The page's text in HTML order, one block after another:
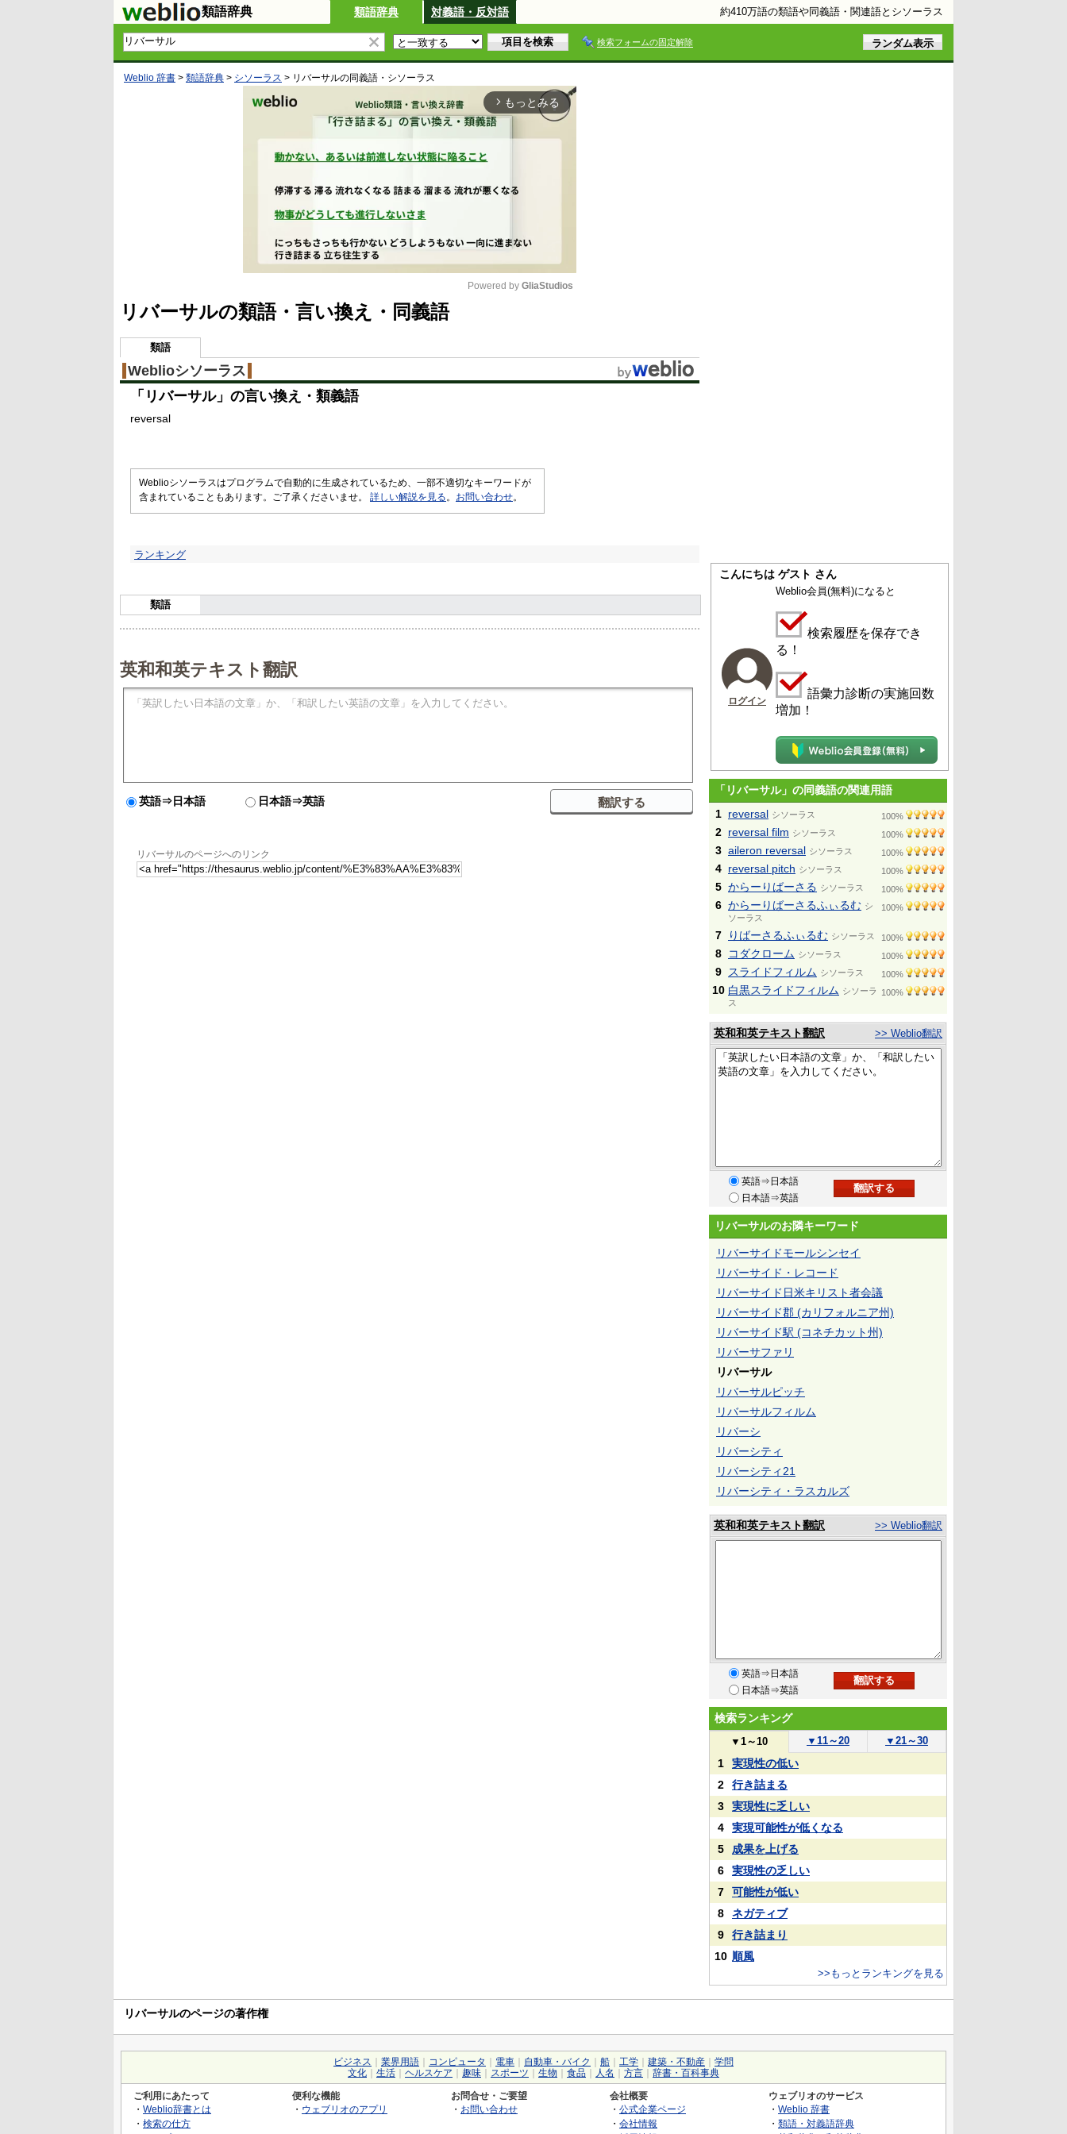
類語辞典 類語辞典 対義語・反対語 約410万語の類語や同義語・関連語とシソーラス
検索フォームの固定解除
Weblio 辞書 > 類語辞典 > シソーラス > リバーサルの同義語・シソーラス
arrow_forward_ios もっとみる
Powered by GliaStudios
リバーサルの類語・言い換え・同義語
類語
Weblioシソーラス
「 リバーサル」の言い換え・類義語
reversal
Weblioシソーラスはプログラムで自動的に生成されているため、一部不適切なキーワードが
含まれていることもあります。ご了承くださいませ。 詳しい解説を見る 。 お問い合わせ。
ランキング
類語
英和和英テキスト翻訳
英語⇒日本語 日本語⇒英語
リバーサルのページへのリンク
こんにちは ゲスト さん
ログイン
Weblio会員(無料)になると
検索履歴を保存でき
る！
語彙力診断の実施回数
増加！
「リバーサル」の同義語の関連用語
1 reversal シソーラス 100%
2 reversal film シソーラス 100%
3 aileron reversal シソーラス 100%
4 reversal pitch シソーラス 100%
5 からーりばーさる シソーラス 100%
6 からーりばーさるふぃるむ シ
ソーラス
100%
7 りばーさるふぃるむ シソーラス 100%
8 コダクローム シソーラス 100%
9 スライドフィルム シソーラス 100%
10 白黒スライドフィルム シソーラ
ス
100%
英和和英テキスト翻訳 >> Weblio翻訳
英語⇒日本語
日本語⇒英語
リバーサルのお隣キーワード
リバーサイドモールシンセイ
リバーサイド・レコード
リバーサイド日米キリスト者会議
リバーサイド郡 (カリフォルニア州)
リバーサイド駅 (コネチカット州)
リバーサファリ
リバーサル
リバーサルピッチ
リバーサルフィルム
リバーシ
リバーシティ
リバーシティ21
リバーシティ・ラスカルズ
英和和英テキスト翻訳 >> Weblio翻訳
英語⇒日本語
日本語⇒英語
検索ランキング
▼ 1～10 ▼ 11～20 ▼ 21～30
1
実現性の低い
2
行き詰まる
3
実現性に乏しい
4
実現可能性が低くなる
5
成果を上げる
6
実現性の乏しい
7
可能性が低い
8
ネガティブ
9
行き詰まり
10 順風
>>もっとランキングを見る
リバーサルのページの著作権
ビジネス 業界用語 コンピュータ 電車 自動車・バイク 船 工学 建築・不動産
学問
文化
生活 ヘルスケア 趣味 スポーツ 生物 食品 人名 方言 辞書・百科事典
ご利用にあたって
・ Weblio辞書とは
・ 検索の仕方
便利な機能
・ ウェブリオのアプリ
お問合せ・ご要望
・ お問い合わせ
会社概要
・ 公式企業ページ
・ 会社情報
ウェブリオのサービス
・ Weblio 辞書
・ 類語・対義語辞典